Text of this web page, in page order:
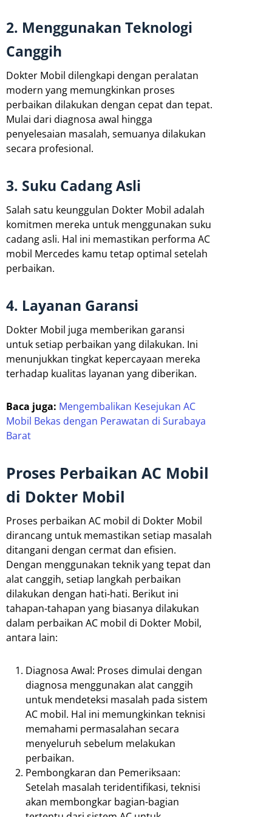
2. Menggunakan Teknologi
Canggih
Dokter Mobil dilengkapi dengan peralatan
modern yang memungkinkan proses
perbaikan dilakukan dengan cepat dan tepat.
Mulai dari diagnosa awal hingga
penyelesaian masalah, semuanya dilakukan
secara profesional.
3. Suku Cadang Asli
Salah satu keunggulan Dokter Mobil adalah
komitmen mereka untuk menggunakan suku
cadang asli. Hal ini memastikan performa AC
mobil Mercedes kamu tetap optimal setelah
perbaikan.
4. Layanan Garansi
Dokter Mobil juga memberikan garansi
untuk setiap perbaikan yang dilakukan. Ini
menunjukkan tingkat kepercayaan mereka
terhadap kualitas layanan yang diberikan.
Baca juga: Mengembalikan Kesejukan AC
Mobil Bekas dengan Perawatan di Surabaya
Barat
Proses Perbaikan AC Mobil
di Dokter Mobil
Proses perbaikan AC mobil di Dokter Mobil
dirancang untuk memastikan setiap masalah
ditangani dengan cermat dan efisien.
Dengan menggunakan teknik yang tepat dan
alat canggih, setiap langkah perbaikan
dilakukan dengan hati-hati. Berikut ini
tahapan-tahapan yang biasanya dilakukan
dalam perbaikan AC mobil di Dokter Mobil,
antara lain:
Diagnosa Awal: Proses dimulai dengan
diagnosa menggunakan alat canggih
untuk mendeteksi masalah pada sistem
AC mobil. Hal ini memungkinkan teknisi
memahami permasalahan secara
menyeluruh sebelum melakukan
perbaikan.
Pembongkaran dan Pemeriksaan:
Setelah masalah teridentifikasi, teknisi
akan membongkar bagian-bagian